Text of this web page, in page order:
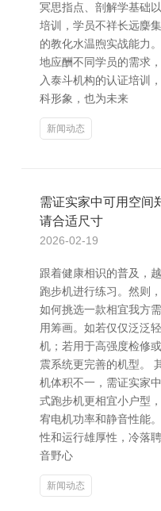
冥思指点、剖解学基础
培训，学员不祥长远麇
的教化水温煦实战能力
地应酬不同学员的需求
入泰斗机构的认证培训
科形象，也为未来
新闻动态
需证实家中可用空间
请合适尺寸
2026-02-19
跟着健康相识的普及，
跑步机进行练习。然则
如何挑选一款相宜我方
用筹画。如若仅仅泛泛
机；若用于高强度检修
震系统更完善的机型。
机体积不一，需证实家
式跑步机更相宜小户型
宥电机功率和静音性能
性和运行雄厚性，冷落
音野心
新闻动态